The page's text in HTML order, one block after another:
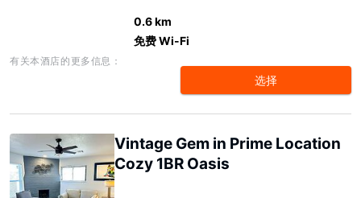
0.6 km
免费 Wi-Fi
有关本酒店的更多信息：
选择
Vintage Gem in Prime Location
Cozy 1BR Oasis